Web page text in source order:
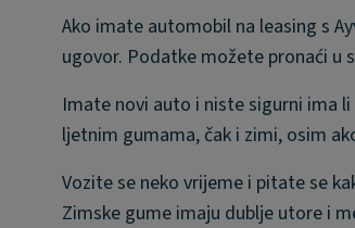
Ako imate automobil na leasing s
ugovor. Podatke možete pronaći u
Imate novi auto i niste sigurni ima
ljetnim gumama, čak i zimi, osim
Vozite se neko vrijeme i pitate se
Zimske gume imaju dublje utore i